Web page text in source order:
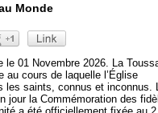
Monde
le 01 Novembre 2026. La
au cours de laquelle l’Église
les saints, connus et inconnus.
jour la Commémoration des